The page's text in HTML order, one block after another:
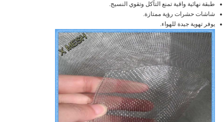
طبقة نهائية واقية تمنع التآكل وتقوي النسيج.
شاشات حشرات رؤية ممتازة.
يوفر تهوية جيدة للهواء.